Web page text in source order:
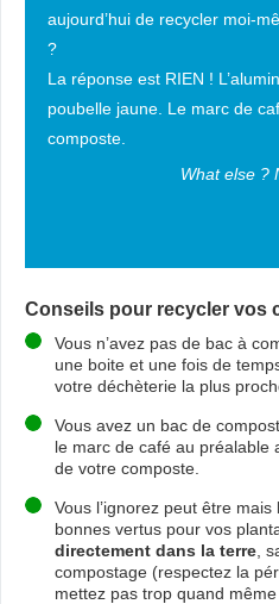
aujourd’hui de recycler moi-
?
La réponse est RIEN !
poubelle jaune. Le marc de
composte.
What else ?
Conseils pour recycler vos
Vous n’avez pas de bac à
une boite et une fois de
votre déchèterie la plus
Vous avez un bac de
le marc de café au préalable
de votre composte.
Vous l’ignorez peut être
bonnes vertus pour vos
directement dans la terre ,
compostage (respectez la
mettez pas trop quand même